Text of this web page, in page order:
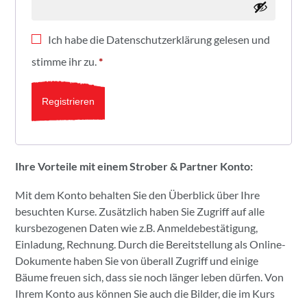
Ich habe die Datenschutzerklärung gelesen und
stimme ihr zu.*
Registrieren
Ihre Vorteile mit einem Strober & Partner Konto:
Mit dem Konto behalten Sie den Überblick über Ihre
besuchten Kurse. Zusätzlich haben Sie Zugriff auf alle
kursbezogenen Daten wie z.B. Anmeldebestätigung,
Einladung, Rechnung. Durch die Bereitstellung als Online-
Dokumente haben Sie von überall Zugriff und einige
Bäume freuen sich, dass sie noch länger leben dürfen. Von
Ihrem Konto aus können Sie auch die Bilder, die im Kurs